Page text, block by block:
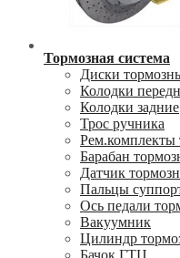
Тормозная система
Диски
Колодки
Колодки задние
Трос ручника
Рем.комплекты
Барабан
Датчик
Пальцы
Ось педали
Вакуумник
Цилиндр
Бачок ГТЦ